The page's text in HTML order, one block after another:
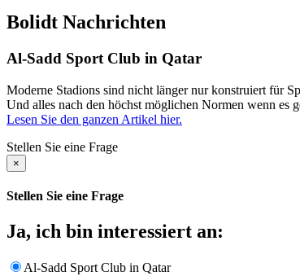
Bolidt Nachrichten
Al-Sadd Sport Club in Qatar
Moderne Stadions sind nicht länger nur konstruiert für
Und alles nach den höchst möglichen Normen wenn
Lesen Sie den ganzen Artikel hier.
Stellen Sie eine Frage
×
Stellen Sie eine Frage
Ja, ich bin interessiert an:
Al-Sadd Sport Club in Qatar